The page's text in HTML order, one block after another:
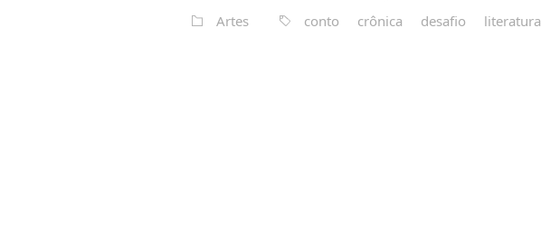
Artes conto crônica desafio literatura